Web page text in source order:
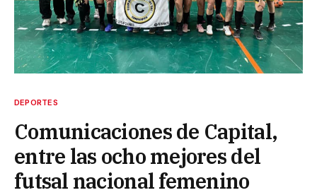
DEPORTES
Comunicaciones de Capital,
entre las ocho mejores del
futsal nacional femenino